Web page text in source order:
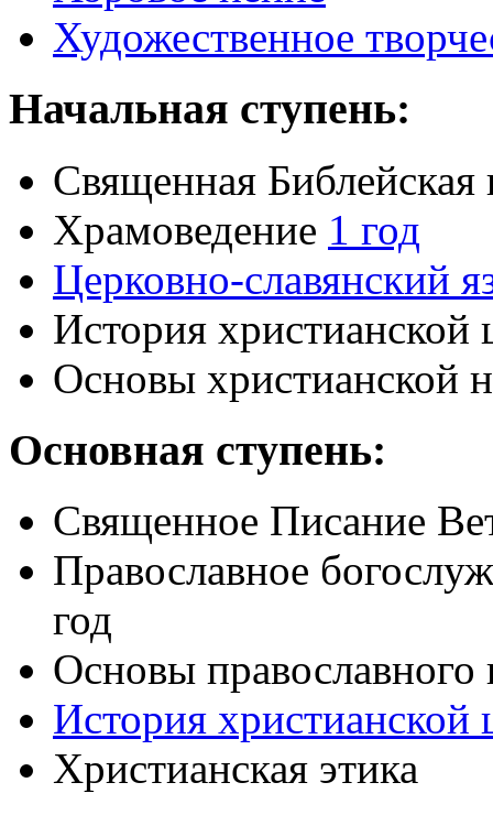
Художественное
Начальная ступень:
Священная Библейская
Храмоведение 1 год
Церковно-славянский
История христианской
Основы христианской
Основная ступень:
Священное Писание
Православное
год
Основы православного
История христианской
Христианская этика